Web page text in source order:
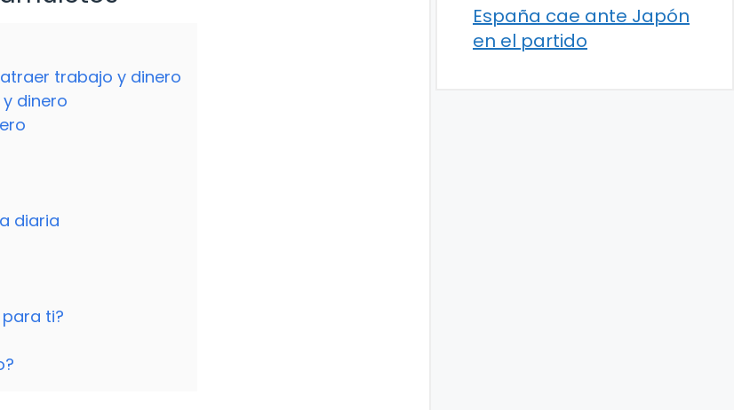
trabajo y dinero
dinero
diaria
ti?
España cae ante Japón
en el partido